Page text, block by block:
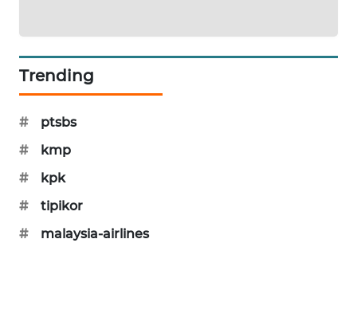
Trending
#
ptsbs
#
kmp
#
kpk
#
tipikor
#
malaysia-airlines
METRO
SIANTAR
NEWS
METRO
MEDAN
METRO
JAKARTA
NEWS